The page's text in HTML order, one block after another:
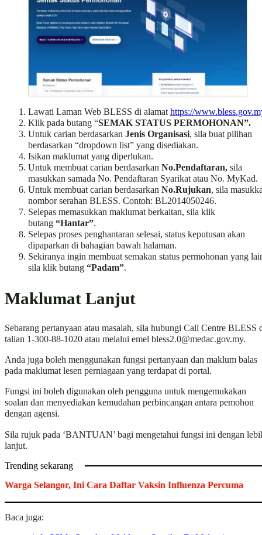
Lawati Laman Web BLESS di alamathttps://
Klik pada butang “SEMAK STATUS PERMOHONAN”.
Untuk carian berdasarkan Jenis Organisasi, sila buat pilihan
berdasarkan “dropdown list” yang disediakan.
Isikan maklumat yang diperlukan.
Untuk membuat carian berdasarkan No.Pendaftaran, sila
masukkan samada No. Pendaftaran Syarikat atau No. MyKad.
Untuk membuat carian berdasarkan No.Rujukan, sila
nombor serahan BLESS. Contoh: BL2014050246.
Selepas memasukkan maklumat berkaitan, sila klik
butang “Hantar”.
Selepas proses penghantaran selesai, status keputusan akan
dipaparkan di bahagian bawah halaman.
Sekiranya ingin membuat semakan status permohonan yang
sila klik butang “Padam”.
Maklumat Lanjut
Sebarang pertanyaan atau masalah, sila hubungi Call Centre BLESS
talian 1-300-88-1020 atau melalui emel bless2.0@medac.gov.my.
Anda juga boleh menggunakan fungsi pertanyaan dan maklum balas
pada maklumat lesen perniagaan yang terdapat di portal.
Fungsi ini boleh digunakan oleh pengguna untuk mengemukakan
soalan dan menyediakan kemudahan perbincangan antara pemohon
dengan agensi.
Sila rujuk pada ‘BANTUAN’ bagi mengetahui fungsi ini dengan
lanjut.
Trending sekarang
Warga Selangor, Ini Cara Daftar Vaksin Influenza Percuma
Baca juga: